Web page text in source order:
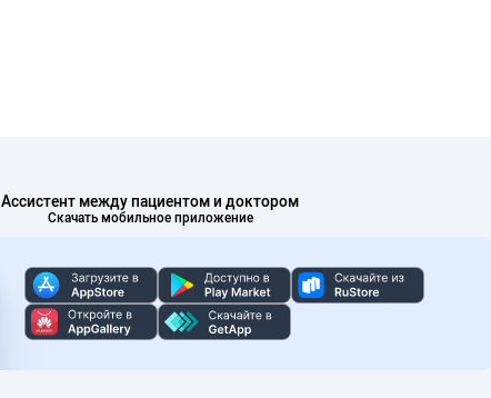
Ассистент между пациентом и доктором
Скачать мобильное приложение